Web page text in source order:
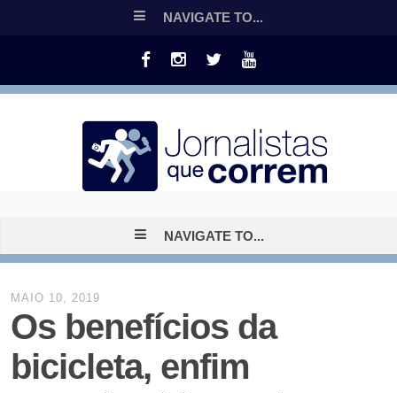
NAVIGATE TO...
NAVIGATE TO...
MAIO 10, 2019
Os benefícios da
bicicleta, enfim